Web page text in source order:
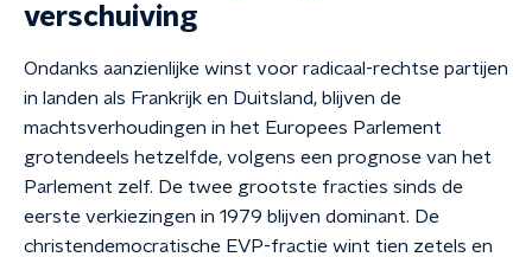
verschuiving
Ondanks aanzienlijke winst voor radicaal-rechtse partijen
in landen als Frankrijk en Duitsland, blijven de
machtsverhoudingen in het Europees Parlement
grotendeels hetzelfde, volgens een prognose van het
Parlement zelf. De twee grootste fracties sinds de
eerste verkiezingen in 1979 blijven dominant. De
christendemocratische EVP-fractie wint tien zetels en